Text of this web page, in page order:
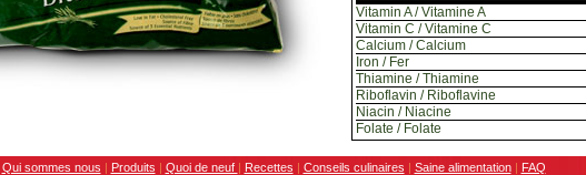
Vitamin A / Vitamine A
Vitamin C / Vitamine C
Calcium / Calcium
Iron / Fer
Thiamine / Thiamine
Riboflavin / Riboflavine
Niacin / Niacine
Folate / Folate
Qui sommes nous | Produits | Quoi de neuf | Recettes | Conseils culinaires | Saine alimentation | FAQ